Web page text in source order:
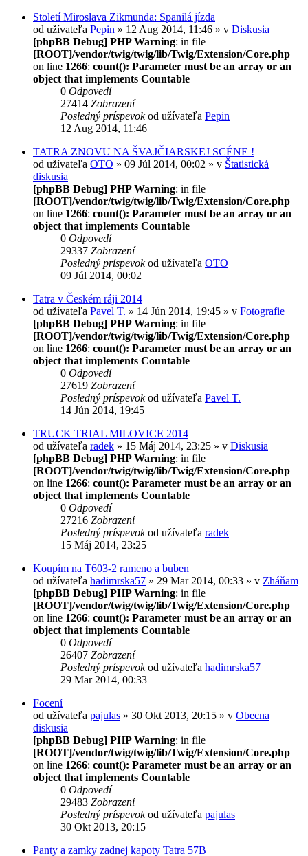
Století Miroslava Zikmunda: Spanilá jízda
od užívateľa Pepin » 12 Aug 2014, 11:46 » v Diskusia
[phpBB Debug] PHP Warning: in file
[ROOT]/vendor/twig/twig/lib/Twig/Extension/Core.php
on line 1266: count(): Parameter must be an array or an
object that implements Countable
0 Odpovedí
27414 Zobrazení
Posledný príspevokod užívateľa Pepin
12 Aug 2014, 11:46
TATRA ZNOVU NA ŠVAJČIARSKEJ SCÉNE !
od užívateľa OTO » 09 Júl 2014, 00:02 » v Štatistická
diskusia
[phpBB Debug] PHP Warning: in file
[ROOT]/vendor/twig/twig/lib/Twig/Extension/Core.php
on line 1266: count(): Parameter must be an array or an
object that implements Countable
0 Odpovedí
29337 Zobrazení
Posledný príspevokod užívateľa OTO
09 Júl 2014, 00:02
Tatra v Českém ráji 2014
od užívateľa Pavel T. » 14 Jún 2014, 19:45 » v Fotografie
[phpBB Debug] PHP Warning: in file
[ROOT]/vendor/twig/twig/lib/Twig/Extension/Core.php
on line 1266: count(): Parameter must be an array or an
object that implements Countable
0 Odpovedí
27619 Zobrazení
Posledný príspevokod užívateľa Pavel T.
14 Jún 2014, 19:45
TRUCK TRIAL MILOVICE 2014
od užívateľa radek » 15 Máj 2014, 23:25 » v Diskusia
[phpBB Debug] PHP Warning: in file
[ROOT]/vendor/twig/twig/lib/Twig/Extension/Core.php
on line 1266: count(): Parameter must be an array or an
object that implements Countable
0 Odpovedí
27216 Zobrazení
Posledný príspevokod užívateľa radek
15 Máj 2014, 23:25
Koupím na T603-2 rameno a buben
od užívateľa hadimrska57 » 29 Mar 2014, 00:33 » v Zháňam
[phpBB Debug] PHP Warning: in file
[ROOT]/vendor/twig/twig/lib/Twig/Extension/Core.php
on line 1266: count(): Parameter must be an array or an
object that implements Countable
0 Odpovedí
26407 Zobrazení
Posledný príspevokod užívateľa hadimrska57
29 Mar 2014, 00:33
Focení
od užívateľa pajulas » 30 Okt 2013, 20:15 » v Obecna
diskusia
[phpBB Debug] PHP Warning: in file
[ROOT]/vendor/twig/twig/lib/Twig/Extension/Core.php
on line 1266: count(): Parameter must be an array or an
object that implements Countable
0 Odpovedí
29483 Zobrazení
Posledný príspevokod užívateľa pajulas
30 Okt 2013, 20:15
Panty a zamky zadnej kapoty Tatra 57B